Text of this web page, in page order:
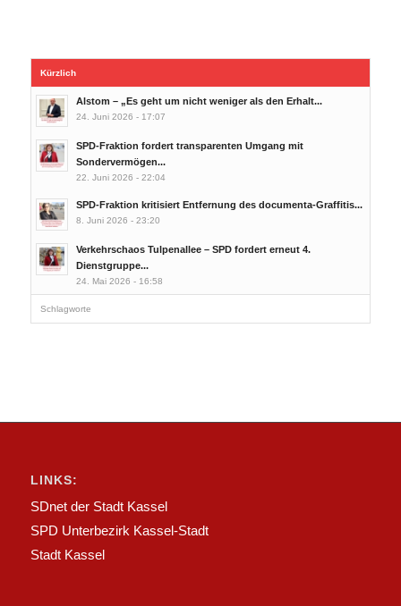
Kürzlich
Alstom – „Es geht um nicht weniger als den Erhalt...
24. Juni 2026 - 17:07
SPD-Fraktion fordert transparenten Umgang mit
Sondervermögen...
22. Juni 2026 - 22:04
SPD-Fraktion kritisiert Entfernung des documenta-Graffitis...
8. Juni 2026 - 23:20
Verkehrschaos Tulpenallee – SPD fordert erneut 4.
Dienstgruppe...
24. Mai 2026 - 16:58
Schlagworte
LINKS:
SDnet der Stadt Kassel
SPD Unterbezirk Kassel-Stadt
Stadt Kassel